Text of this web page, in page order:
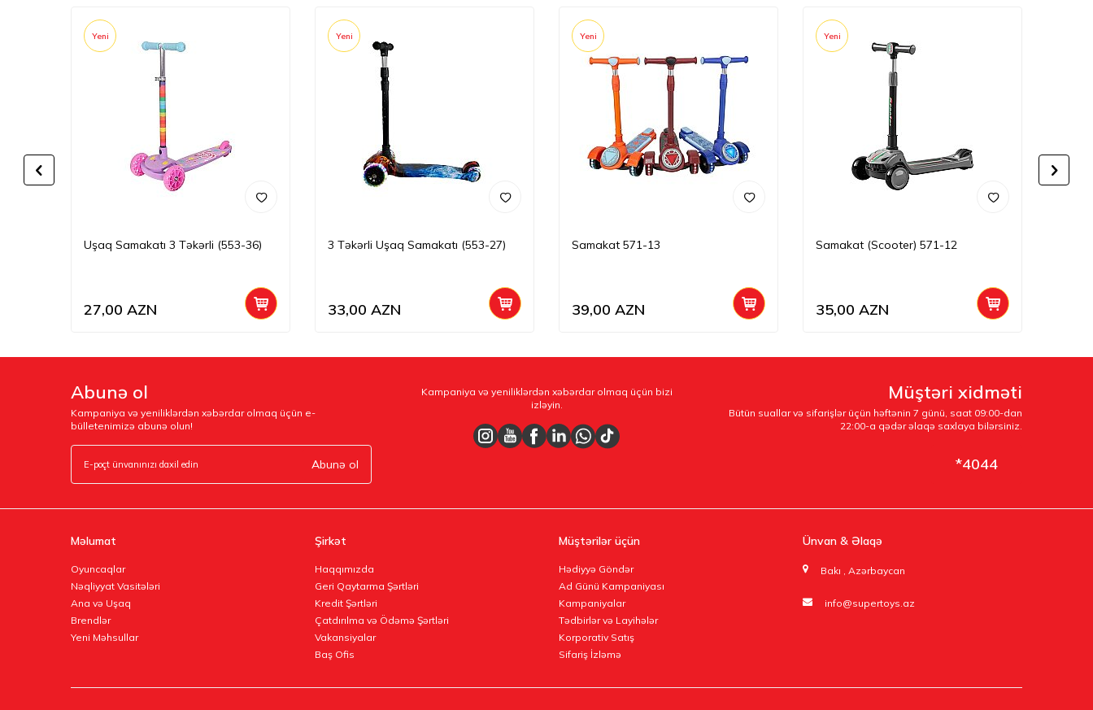
Yeni
Uşaq Samakatı 3 Təkərli (553-36)
27,00 AZN
Yeni
3 Təkərli Uşaq Samakatı (553-27)
33,00 AZN
Yeni
Samakat 571-13
39,00 AZN
Yeni
Samakat (Scooter) 571-12
35,00 AZN
Abunə ol
Kampaniya və yeniliklərdən xəbərdar olmaq üçün e-
bülletenimizə abunə olun!
Abunə ol
Kampaniya və yeniliklərdən xəbərdar olmaq üçün bizi
izləyin.
Müştəri xidməti
Bütün suallar və sifarişlər üçün həftənin 7 günü, saat 09:00-dan
22:00-a qədər əlaqə saxlaya bilərsiniz.
*4044
Məlumat
Oyuncaqlar
Nəqliyyat Vasitələri
Ana və Uşaq
Brendlər
Yeni Məhsullar
Şirkət
Haqqımızda
Geri Qaytarma Şərtləri
Kredit Şərtləri
Çatdırılma və Ödəmə Şərtləri
Vakansiyalar
Baş Ofis
Müştərilər üçün
Hədiyyə Göndər
Ad Günü Kampaniyası
Kampaniyalar
Tədbirlər və Layihələr
Korporativ Satış
Sifariş İzləmə
Ünvan & Əlaqə
Bakı , Azərbaycan
info@supertoys.az